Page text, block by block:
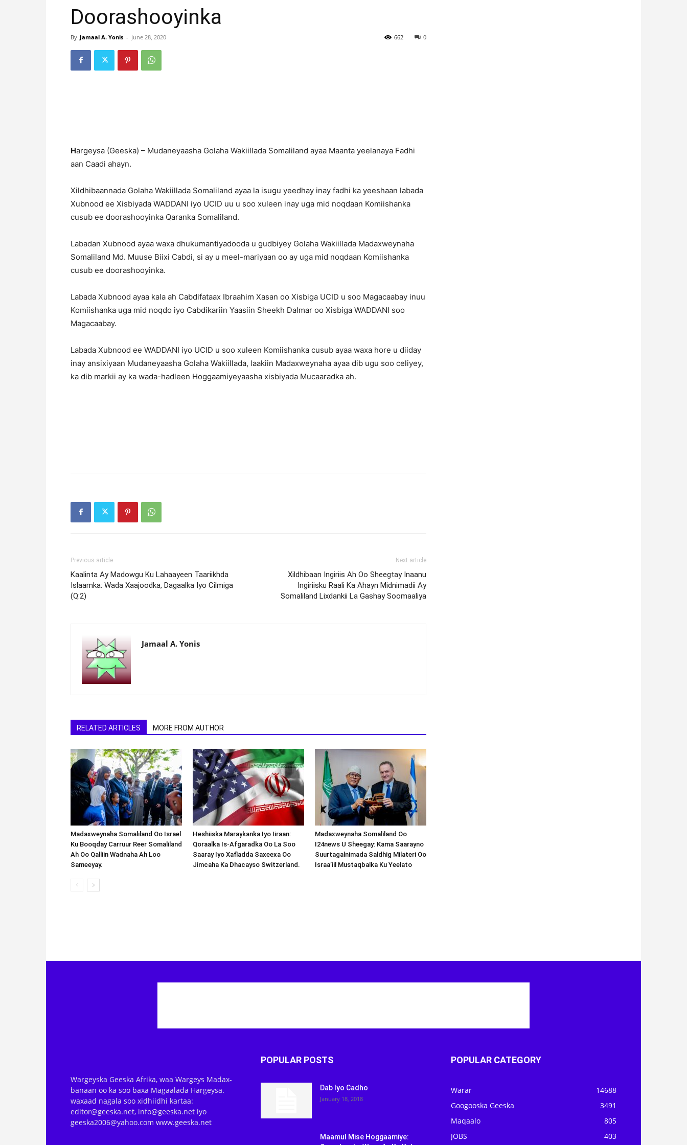
Doorashooyinka
By Jamaal A. Yonis - June 28, 2020 0
662
Hargeysa (Geeska) – Mudaneyaasha Golaha Wakiillada Somaliland ayaa Maanta yeelanaya Fadhi
aan Caadi ahayn.
Xildhibaannada Golaha Wakiillada Somaliland ayaa la isugu yeedhay inay fadhi ka yeeshaan labada
Xubnood ee Xisbiyada WADDANI iyo UCID uu u soo xuleen inay uga mid noqdaan Komiishanka
cusub ee doorashooyinka Qaranka Somaliland.
Labadan Xubnood ayaa waxa dhukumantiyadooda u gudbiyey Golaha Wakiillada Madaxweynaha
Somaliland Md. Muuse Biixi Cabdi, si ay u meel-mariyaan oo ay uga mid noqdaan Komiishanka
cusub ee doorashooyinka.
Labada Xubnood ayaa kala ah Cabdifataax Ibraahim Xasan oo Xisbiga UCID u soo Magacaabay inuu
Komiishanka uga mid noqdo iyo Cabdikariin Yaasiin Sheekh Dalmar oo Xisbiga WADDANI soo
Magacaabay.
Labada Xubnood ee WADDANI iyo UCID u soo xuleen Komiishanka cusub ayaa waxa hore u diiday
inay ansixiyaan Mudaneyaasha Golaha Wakiillada, laakiin Madaxweynaha ayaa dib ugu soo celiyey,
ka dib markii ay ka wada-hadleen Hoggaamiyeyaasha xisbiyada Mucaaradka ah.
Previous article
Kaalinta Ay Madowgu Ku Lahaayeen Taariikhda
Islaamka: Wada Xaajoodka, Dagaalka Iyo Cilmiga
(Q:2)
Next article
Xildhibaan Ingiriis Ah Oo Sheegtay Inaanu
Ingiriisku Raali Ka Ahayn Midnimadii Ay
Somaliland Lixdankii La Gashay Soomaaliya
Jamaal A. Yonis
RELATED ARTICLES MORE FROM AUTHOR
Madaxweynaha Somaliland Oo Israel
Ku Booqday Carruur Reer Somaliland
Ah Oo Qalliin Wadnaha Ah Loo
Sameeyay.
Heshiiska Maraykanka Iyo Iiraan:
Qoraalka Is-Afgaradka Oo La Soo
Saaray Iyo Xafladda Saxeexa Oo
Jimcaha Ka Dhacayso Switzerland.
Madaxweynaha Somaliland Oo
I24news U Sheegay: Kama Saarayno
Suurtagalnimada Saldhig Milateri Oo
Israa’iil Mustaqbalka Ku Yeelato
Wargeyska Geeska Afrika, waa Wargeys Madax-
banaan oo ka soo baxa Magaalada Hargeysa.
waxaad nagala soo xidhiidhi kartaa:
editor@geeska.net, info@geeska.net iyo
geeska2006@yahoo.com www.geeska.net
POPULAR POSTS
Dab Iyo Cadho
January 18, 2018
Maamul Mise Hoggaamiye:
POPULAR CATEGORY
Warar
14688
Googooska Geeska
3491
Maqaalo
805
JOBS
403